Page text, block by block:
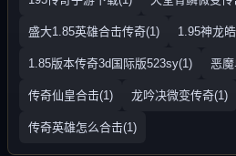
盛大1.85英雄合击传奇(1) 1.95神龙
1.85版本传奇3d国际版523sy(1) 恶
传奇仙皇合击(1) 龙吟决微变传奇(1)
传奇英雄怎么合击(1)